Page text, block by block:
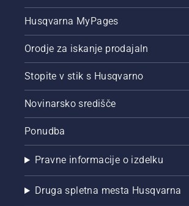
nogometnem
stadionu
Arena.
Ste
Gremo.
bo
najboljšo
Husqvarna MyPages
Orodje za iskanje prodajaln
Stopite v stik s Husqvarno
Novinarsko središče
Ponudba
Pravne informacije o izdelku
Druga spletna mesta Husqvarna